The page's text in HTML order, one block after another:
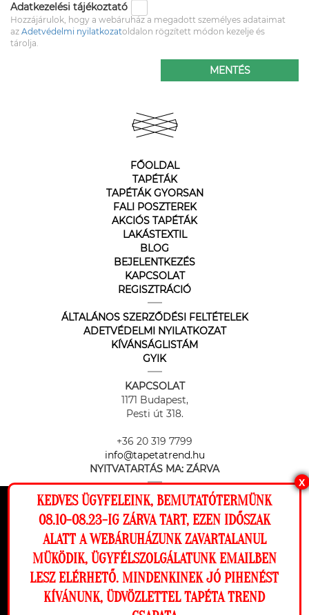
Ez a weboldal cookie-kat használ, hogy a
lehető legjobb élményt nyújtsa honlapunkon.
Beállítások
Elutasítom Engedélyezem
Adatkezelési tájékoztató
Hozzájárulok, hogy a webáruház a megadott személyes adataimat
az Adetvédelmi nyilatkozatoldalon rögzített módon kezelje és
tárolja.
MENTÉS
FŐOLDAL
TAPÉTÁK
TAPÉTÁK GYORSAN
FALI POSZTEREK
AKCIÓS TAPÉTÁK
LAKÁSTEXTIL
BLOG
BEJELENTKEZÉS
KAPCSOLAT
REGISZTRÁCIÓ
ÁLTALÁNOS SZERZŐDÉSI FELTÉTELEK
ADETVÉDELMI NYILATKOZAT
KÍVÁNSÁGLISTÁM
GYIK
KAPCSOLAT
1171 Budapest,
Pesti út 318.
+36 20 319 7799
info@tapetatrend.hu
NYITVATARTÁS MA: ZÁRVA
Az online fizetést a Barion Payment Zrt. biztosítja, MNB engedély
száma: H-EN-I-1064/2013
X
KEDVES ÜGYFELEINK, BEMUTATÓTERMÜNK
08.10-08.23-IG ZÁRVA TART, EZEN IDŐSZAK
ALATT A WEBÁRUHÁZUNK ZAVARTALANUL
MÜKÖDIK, ÜGYFÉLSZOLGÁLATUNK EMAILBEN
LESZ ELÉRHETŐ. MINDENKINEK JÓ PIHENÉST
KÍVÁNUNK, ÜDVÖZLETTEL TAPÉTA TREND